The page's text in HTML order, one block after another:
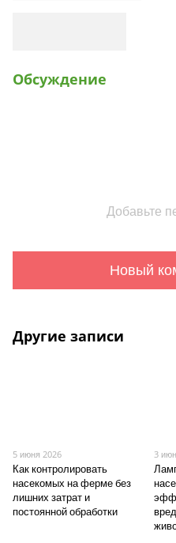
Обсуждение
Добавьте
Новый
Другие записи
5 июня 2026
Как контролировать
насекомых на ферме без
лишних затрат и
постоянной обработки
3